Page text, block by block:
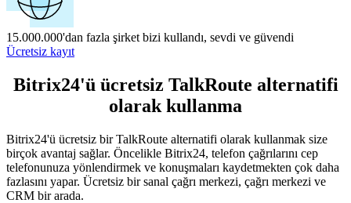
15.000.000'dan fazla şirket bizi kullandı, sevdi ve güvendi
Ücretsiz kayıt
Bitrix24'ü ücretsiz TalkRoute alternatifi
olarak kullanma
Bitrix24'ü ücretsiz bir TalkRoute alternatifi olarak kullanmak size
birçok avantaj sağlar. Öncelikle Bitrix24, telefon çağrılarını cep
telefonunuza yönlendirmek ve konuşmaları kaydetmekten çok daha
fazlasını yapar. Ücretsiz bir sanal çağrı merkezi, çağrı merkezi ve
CRM bir arada.